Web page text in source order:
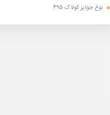
نوع جوایز کولاک ۴۹۵